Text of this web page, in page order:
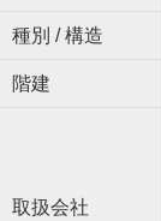
種別 / 構造
階建
取扱会社